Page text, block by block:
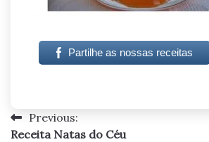
Partilhe as nossas receitas
Navegação
Previous:
Receita Natas do Céu